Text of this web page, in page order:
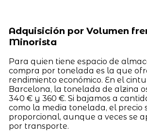
Adquisición por Volumen
Minorista
Para quien tiene espacio de
compra por tonelada es la que
rendimiento económico. En el
Barcelona, la tonelada de alzina
340 € y 360 €. Si bajamos a
como la media tonelada, el precio
proporcional, aunque a veces se
por transporte.